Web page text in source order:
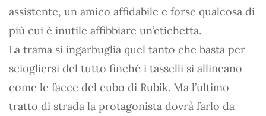
assistente, un amico affidabile e forse qualcosa di
più cui è inutile affibbiare un’etichetta.
La trama si ingarbuglia quel tanto che basta per
sciogliersi del tutto finché i tasselli si allineano
come le facce del cubo di Rubik. Ma l’ultimo
tratto di strada la protagonista dovrà farlo da